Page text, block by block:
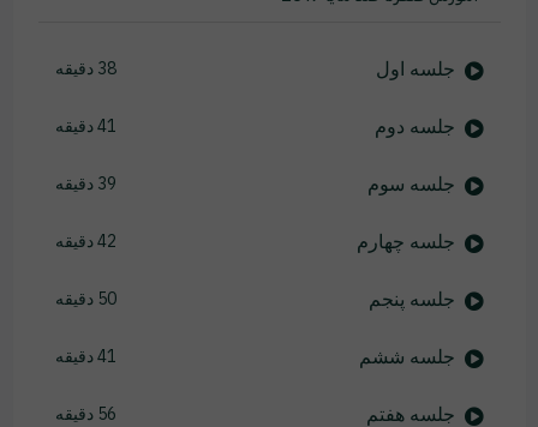
جلسه اول 38 دقیقه
جلسه دوم 41 دقیقه
جلسه سوم 39 دقیقه
جلسه چهارم 42 دقیقه
جلسه پنجم 50 دقیقه
جلسه ششم 41 دقیقه
جلسه هفتم 56 دقیقه